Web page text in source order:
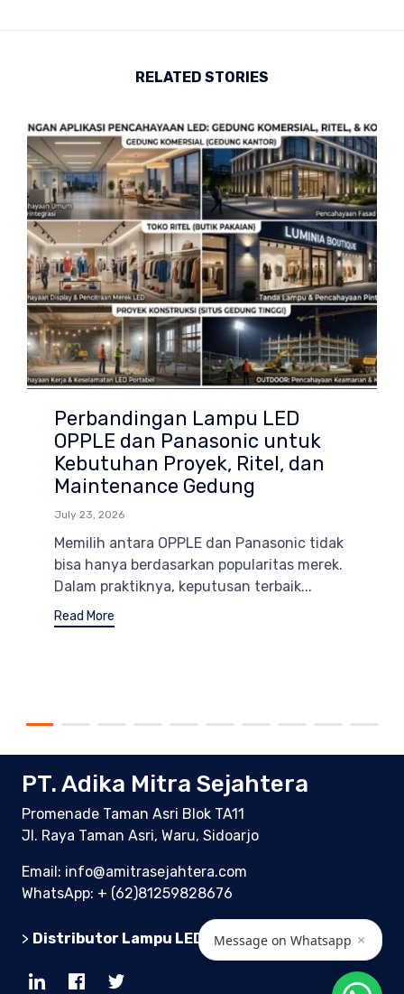
RELATED STORIES
Perbandingan Lampu LED
OPPLE dan Panasonic untuk
Kebutuhan Proyek, Ritel, dan
Maintenance Gedung
July 23, 2026
Memilih antara OPPLE dan Panasonic tidak
bisa hanya berdasarkan popularitas merek.
Dalam praktiknya, keputusan terbaik...
Read More
PT. Adika Mitra Sejahtera
Promenade Taman Asri Blok TA11
Jl. Raya Taman Asri, Waru, Sidoarjo
Email: info@amitrasejahtera.com
WhatsApp: + (62)81259828676
> Distributor Lampu LED IndonesiaMessage on Whatsapp ×